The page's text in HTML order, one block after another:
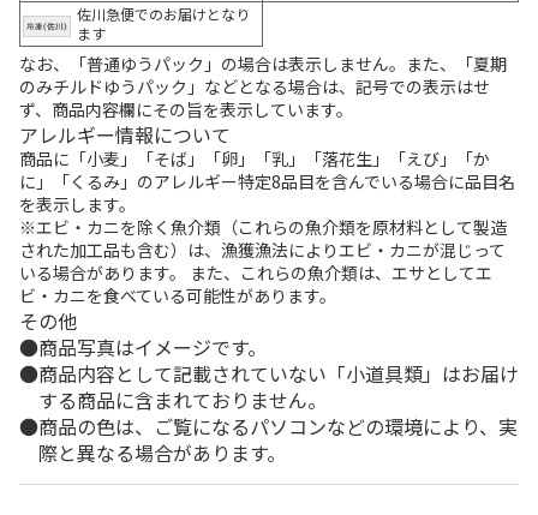
佐川急便でのお届けとなり
ます
なお、「普通ゆうパック」の場合は表示しません。また、「夏期
のみチルドゆうパック」などとなる場合は、記号での表示はせ
ず、商品内容欄にその旨を表示しています。
アレルギー情報について
商品に「小麦」「そば」「卵」「乳」「落花生」「えび」「か
に」「くるみ」のアレルギー特定8品目を含んでいる場合に品目名
を表示します。
※エビ・カニを除く魚介類（これらの魚介類を原材料として製造
された加工品も含む）は、漁獲漁法によりエビ・カニが混じって
いる場合があります。 また、これらの魚介類は、エサとしてエ
ビ・カニを食べている可能性があります。
その他
商品写真はイメージです。
商品内容として記載されていない「小道具類」はお届け
する商品に含まれておりません。
商品の色は、ご覧になるパソコンなどの環境により、実
際と異なる場合があります。